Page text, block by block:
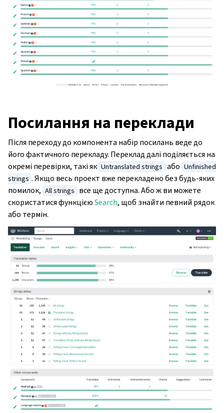
navigation of Настанови з налаштовування
Посилання на переклади
Після переходу до компонента набір посилань веде до
його фактичного перекладу. Переклад далі поділяється на
окремі перевірки, такі як Untranslated strings або Unfinished
strings . Якщо весь проект вже перекладено без будь-яких
помилок, All strings все ще доступна. Або ж ви можете
скористатися функцієюSearch, щоб знайти певний рядок
або термін.